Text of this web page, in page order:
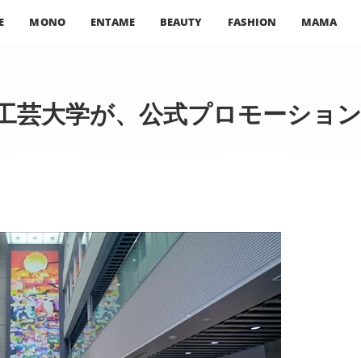
MONO ENTAME BEAUTY FASHION MAMA
芸大学が、公式プロモーション